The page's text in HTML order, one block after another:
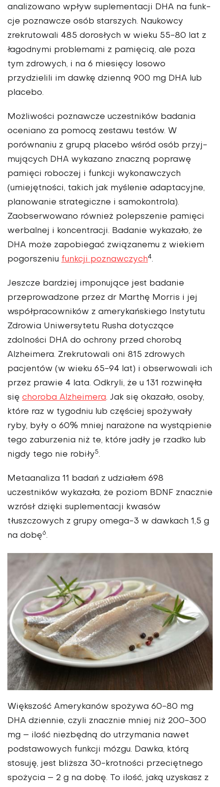
analizowano wpływ suplementacji DHA na funk­
cje poznawcze osób starszych. Na­ukowcy
zrekrutowali 485 dorosłych w wieku 55-80 lat z
łagodnymi problemami z pamięcią, ale poza
tym zdrowych, i na 6 miesięcy lo­sowo
przydzielili im dawkę dzien­ną 900 mg DHA lub
placebo.
Możliwości poznawcze uczestni­ków badania
oceniano za pomocą zestawu testów. W
porównaniu z grupą placebo wśród osób przyj­
mujących DHA wykazano znaczną poprawę
pamięci roboczej i funkcji wykonawczych
(umiejętności, takich jak myślenie adaptacyjne,
plano­wanie strategiczne i samokontrola).
Zaobserwowano również polepsze­nie pamięci
werbalnej i koncentracji. Badanie wykazało, że
DHA może zapobiegać związanemu z wiekiem
pogorszeniu funkcji poznawczych4.
Jeszcze bardziej imponujące jest badanie
przeprowadzone przez dr Marthę Morris i jej
współ­pracowników z amerykańskiego Instytutu
Zdrowia Uniwersytetu Rusha dotyczące
zdolności DHA do ochrony przed chorobą
Alzheimera. Zrekrutowali oni 815 zdrowych
pacjen­tów (w wieku 65-94 lat) i obserwowali ich
przez prawie 4 lata. Odkryli, że u 131 rozwinęła
się choroba Alzheimera. Jak się okazało, osoby,
które raz w tygo­dniu lub częściej spożywały
ryby, były o 60% mniej narażone na wystąpie­nie
tego zaburzenia niż te, które jadły je rzadko lub
nigdy tego nie robiły5.
Metaanaliza 11 badań z udziałem 698
uczestników wykazała, że poziom BDNF znacznie
wzrósł dzięki suple­mentacji kwasów
tłuszczowych z grupy omega-3 w dawkach 1,5 g
na dobę6.
Większość Amerykanów spożywa 60-80 mg
DHA dziennie, czyli znacznie mniej niż 200-300
mg – ilość niezbędną do utrzymania nawet
podstawowych funkcji mózgu. Dawka, którą
stosuję, jest bliższa 30-krotności przeciętnego
spożycia – 2 g na dobę. To ilość, jaką uzyskasz z